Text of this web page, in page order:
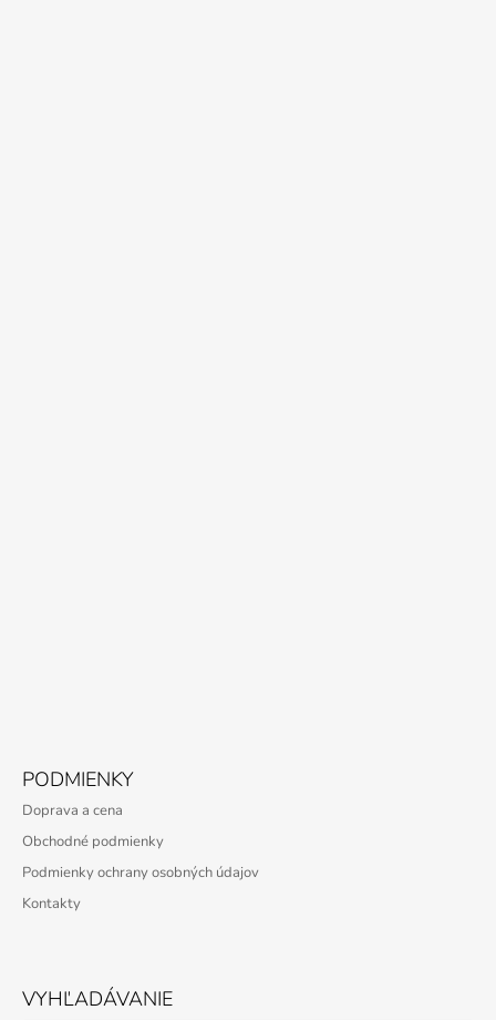
PODMIENKY
Doprava a cena
Obchodné podmienky
Podmienky ochrany osobných údajov
Kontakty
VYHĽADÁVANIE